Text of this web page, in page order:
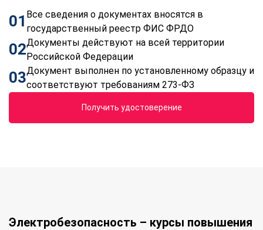
01 Все сведения о документах вносятся в
государственный реестр ФИС ФРДО
02Документы действуют на всей территории
Российской Федерации
03Документ выполнен по установленному образцу и
соответствуют требованиям 273-ФЗ
Получить удостоверение
Электробезопасность – курсы повышения